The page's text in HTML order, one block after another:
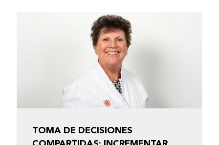
TOMA DE DECISIONES